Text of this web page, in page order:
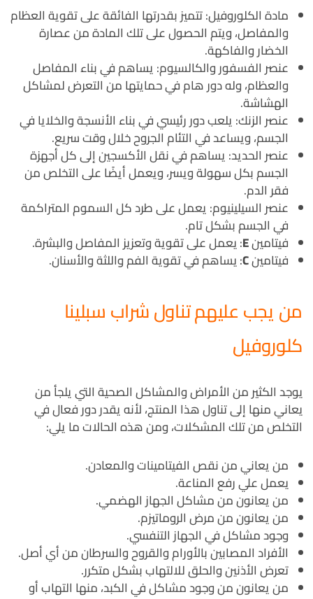
مادة الكلوروفيل: تتميز بقدرتها الفائقة على تقوية العظام
والمفاصل، ويتم الحصول على تلك المادة من عصارة
الخضار والفاكهة.
عنصر الفسفور والكالسيوم: يساهم في بناء المفاصل
والعظام، وله دور هام في حمايتها من التعرض لمشاكل
الهشاشة.
عنصر الزنك: يلعب دور رئيسي في بناء الأنسجة والخلايا في
الجسم، ويساعد في التئام الجروح خلال وقت سريع.
عنصر الحديد: يساهم في نقل الأكسجين إلى كل أجهزة
الجسم بكل سهولة ويسر، ويعمل أيضًا على التخلص من
فقر الدم.
عنصر السيلينيوم: يعمل على طرد كل السموم المتراكمة
في الجسم بشكل تام.
فيتامينE: يعمل على تقوية وتعزيز المفاصل والبشرة.
فيتامينC: يساهم في تقوية الفم واللثة والأسنان.
من يجب عليهم تناول شراب سبلينا
كلوروفيل
يوجد الكثير من الأمراض والمشاكل الصحية التي يلجأ من
يعاني منها إلى تناول هذا المنتج، لأنه يقدر دور فعال في
التخلص من تلك المشكلات، ومن هذه الحالات ما يلي:
من يعاني من نقص الفيتامينات والمعادن.
يعمل علي رفع المناعة.
من يعانون من مشاكل الجهاز الهضمي.
من يعانون من مرض الروماتيزم.
وجود مشاكل في الجهاز التنفسي.
الأفراد المصابين بالأورام والقروح والسرطان من أي أصل.
تعرض الأذنين والحلق للالتهاب بشكل متكرر.
من يعانون من وجود مشاكل في الكبد، منها التهاب أو